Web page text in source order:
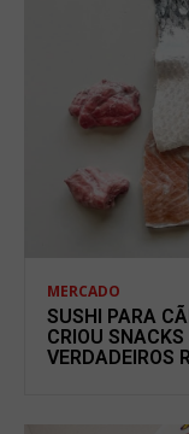
MERCADO
SUSHI PARA
CRIOU
VERDADEIROS